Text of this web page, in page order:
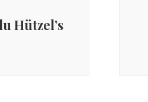
Hützel’s